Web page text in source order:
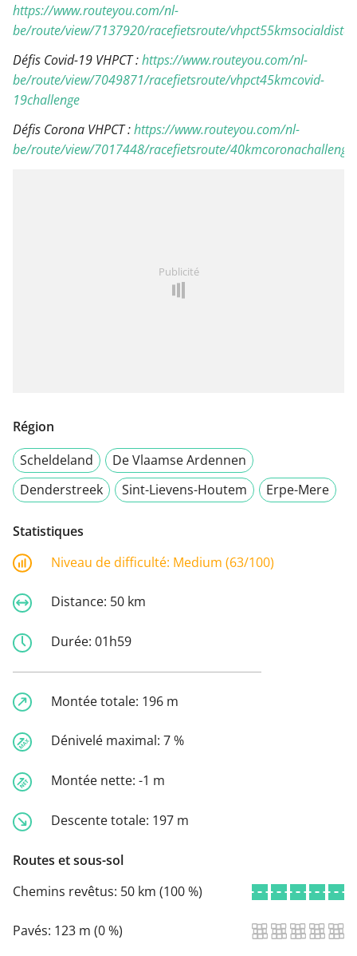
https://www.routeyou.com/nl-
be/route/view/7137920/racefietsroute/
Défis Covid-19 VHPCT :https://www.routeyou.com/nl-
be/route/view/7049871/racefietsroute/vhpct45kmcovid-
19challenge
Défis Corona VHPCT :https://www.routeyou.com/nl-
be/route/view/7017448/racefietsroute/40kmcoronachallenge
Publicité
Région
Scheldeland
De Vlaamse Ardennen
Denderstreek
Sint-Lievens-Houtem Erpe-Mere
Statistiques
Niveau de difficulté: Medium (63/100)
Distance: 50 km
Durée: 01h59
Montée totale: 196 m
Dénivelé maximal: 7 %
Montée nette: -1 m
Descente totale: 197 m
Routes et sous-sol
Chemins revêtus: 50 km (100 %)
Pavés: 123 m (0 %)